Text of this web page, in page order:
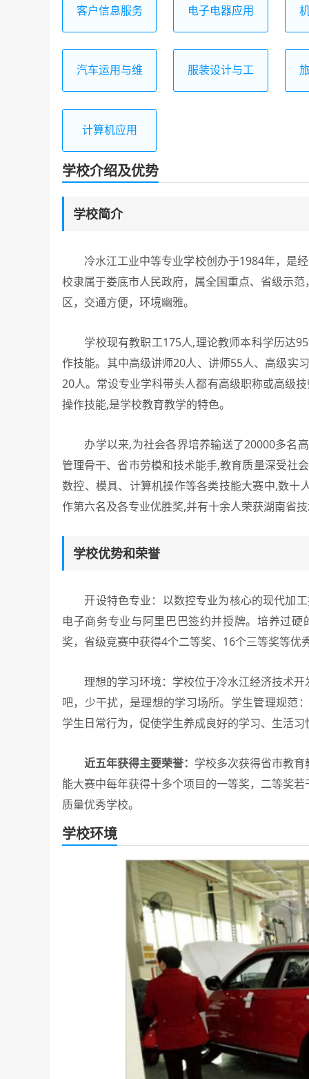
客户信息服务
电子电器应用
汽车运用与维
服装设计与工
计算机应用
学校介绍及优势
学校简介
冷水江工业中等专业学校创办于1984年，是经
校隶属于娄底市人民政府，属全国重点、省级示
区，交通方便，环境幽雅。
学校现有教职工175人,理论教师本科学历达
作技能。其中高级讲师20人、讲师55人、高级实
20人。常设专业学科带头人都有高级职称或高级
操作技能,是学校教育教学的特色。
办学以来,为社会各界培养输送了20000多名高
管理骨干、省市劳模和技术能手,教育质量深受社
数控、模具、计算机操作等各类技能大赛中,数十
作第六名及各专业优胜奖,并有十余人荣获湖南省
学校优势和荣誉
开设特色专业：以数控专业为核心的现代加工
电子商务专业与阿里巴巴签约并授牌。培养过
奖，省级竞赛中获得4个二等奖、16个三等奖等优
理想的学习环境：学校位于冷水江经济技术开
吧，少干扰，是理想的学习场所。学生管理规范
学生日常行为，促使学生养成良好的学习、生活
近五年获得主要荣誉： 学校多次获得省市教
能大赛中每年获得十多个项目的一等奖，二等奖
质量优秀学校。
学校环境